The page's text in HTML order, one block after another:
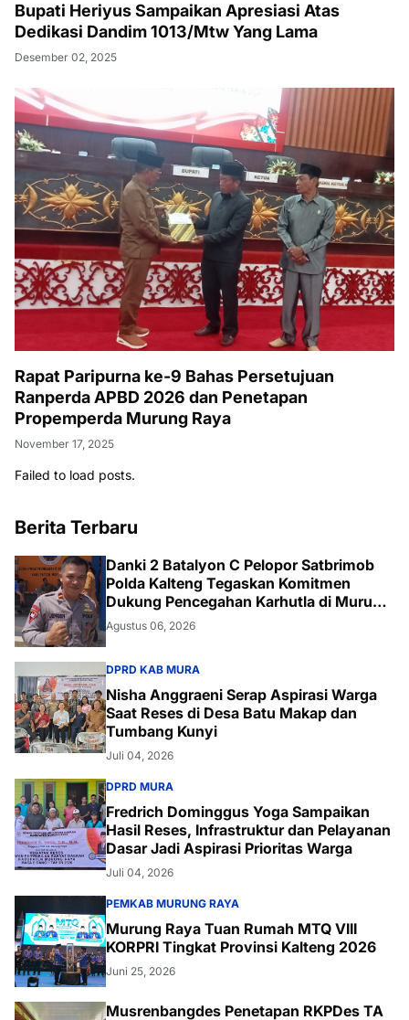
Bupati Heriyus Sampaikan Apresiasi Atas
Dedikasi Dandim 1013/Mtw Yang Lama
Desember 02, 2025
Rapat Paripurna ke-9 Bahas Persetujuan
Ranperda APBD 2026 dan Penetapan
Propemperda Murung Raya
November 17, 2025
Failed to load posts.
Berita Terbaru
Danki 2 Batalyon C Pelopor Satbrimob
Polda Kalteng Tegaskan Komitmen
Dukung Pencegahan Karhutla di Murung
Raya
Agustus 06, 2026
DPRD KAB MURA
Nisha Anggraeni Serap Aspirasi Warga
Saat Reses di Desa Batu Makap dan
Tumbang Kunyi
Juli 04, 2026
DPRD MURA
Fredrich Dominggus Yoga Sampaikan
Hasil Reses, Infrastruktur dan Pelayanan
Dasar Jadi Aspirasi Prioritas Warga
Juli 04, 2026
PEMKAB MURUNG RAYA
Murung Raya Tuan Rumah MTQ VIII
KORPRI Tingkat Provinsi Kalteng 2026
Juni 25, 2026
Musrenbangdes Penetapan RKPDes TA